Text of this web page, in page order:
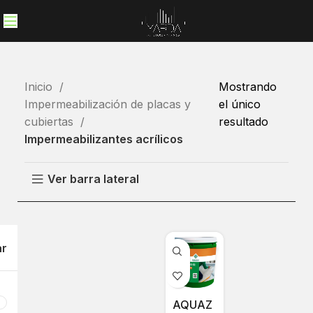
Inicio
Impermeabilización de placas y
cubiertas
Impermeabilizantes acrílicos
Mostrando
el único
resultado
Ver barra lateral
AQUAZ